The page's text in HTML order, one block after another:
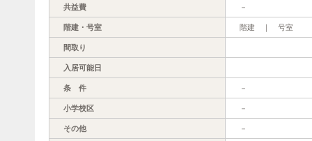
共益費 －
階建・号室 階建 ｜ 号室
間取り
入居可能日
条 件 －
小学校区 －
その他 －